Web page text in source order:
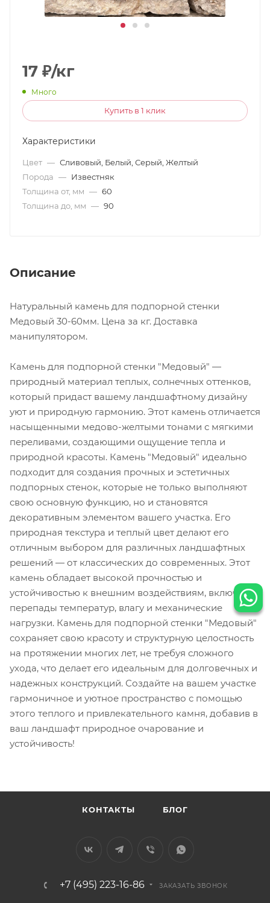
17 ₽/кг
Много
Купить в 1 клик
Характеристики
Цвет — Сливовый, Белый, Серый, Желтый
Порода — Известняк
Толщина от, мм — 60
Толщина до, мм — 90
Описание
Натуральный камень для подпорной стенки
Медовый 30-60мм. Цена за кг. Доставка
манипулятором.
Камень для подпорной стенки "Медовый" —
природный материал теплых, солнечных оттенков,
который придаст вашему ландшафтному дизайну
уют и природную гармонию. Этот камень отличается
насыщенными медово-желтыми тонами с мягкими
переливами, создающими ощущение тепла и
природной красоты. Камень "Медовый" идеально
подходит для создания прочных и эстетичных
подпорных стенок, которые не только выполняют
свою основную функцию, но и становятся
декоративным элементом вашего участка. Его
природная текстура и теплый цвет делают его
отличным выбором для различных ландшафтных
решений — от классических до современных. Этот
камень обладает высокой прочностью и
устойчивостью к внешним воздействиям, включая
перепады температур, влагу и механические
нагрузки. Камень для подпорной стенки "Медовый"
сохраняет свою красоту и структурную целостность
на протяжении многих лет, не требуя сложного
ухода, что делает его идеальным для долговечных и
надежных конструкций. Создайте на вашем участке
гармоничное и уютное пространство с помощью
этого теплого и привлекательного камня, добавив в
ваш ландшафт природное очарование и
устойчивость!
КОНТАКТЫ БЛОГ
+7 (495) 223-16-86 ЗАКАЗАТЬ ЗВОНОК